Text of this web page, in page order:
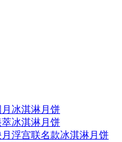
冰淇淋月饼
冰淇淋月饼
浮宫联名款冰淇淋月饼